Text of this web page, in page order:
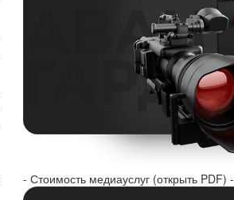
- Стоимость медиауслуг (открыть PDF) -